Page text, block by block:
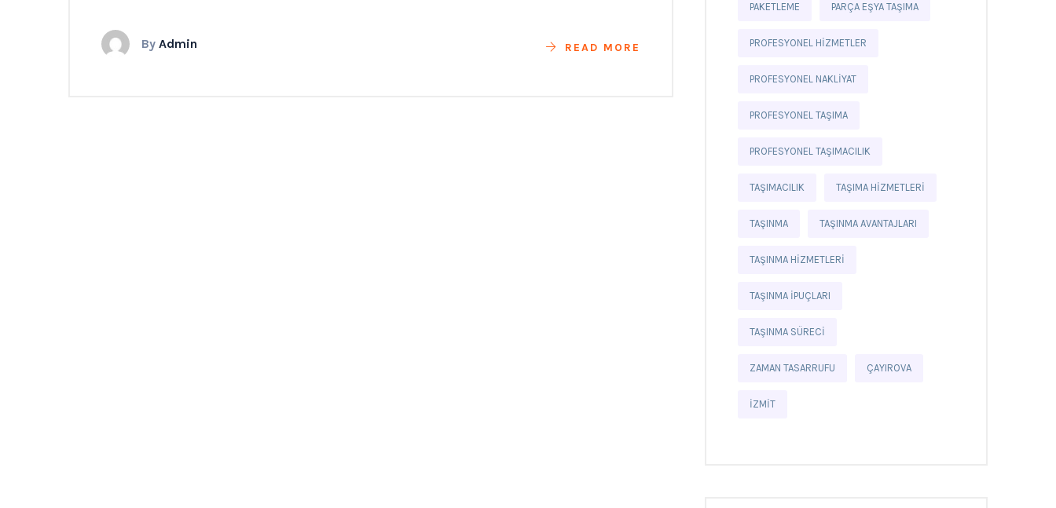
By Admin READ MORE
PAKETLEME PARÇA EŞYA TAŞIMA
PROFESYONEL HIZMETLER
PROFESYONEL NAKLIYAT
PROFESYONEL TAŞIMA
PROFESYONEL TAŞIMACILIK
TAŞIMACILIK TAŞIMA HIZMETLERI
TAŞINMA TAŞINMA AVANTAJLARI
TAŞINMA HIZMETLERI
TAŞINMA IPUÇLARI
TAŞINMA SÜRECI
ZAMAN TASARRUFU ÇAYIROVA
İZMIT